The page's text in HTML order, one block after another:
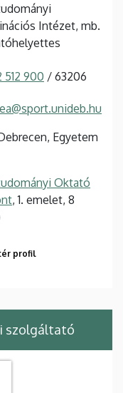
Intézet, mb.
512 900 / 63206
Egyetem
Oktató
, 1. emelet, 8
profil
szolgáltató